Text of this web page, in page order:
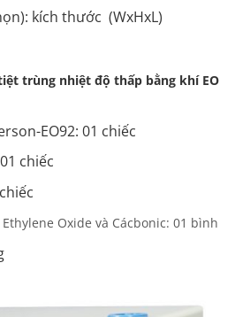
kích thước (WxHxL)
trùng nhiệt độ thấp bằng khí EO
EO92: 01 chiếc
chiếc
Oxide và Cácbonic: 01 bình